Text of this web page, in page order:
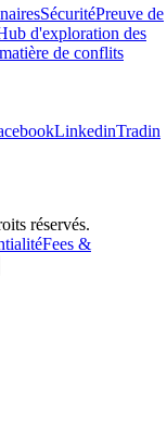
SécuritéPreuve de
d'exploration des
de conflits
LinkedinTradin
réservés.
Fees &